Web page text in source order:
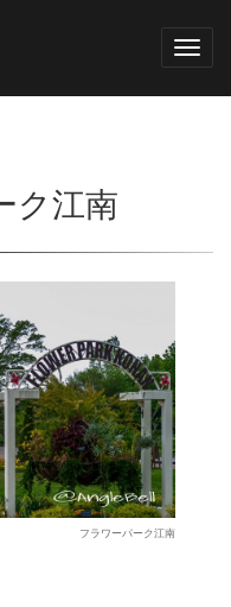
ク江南
フラワーパーク江南